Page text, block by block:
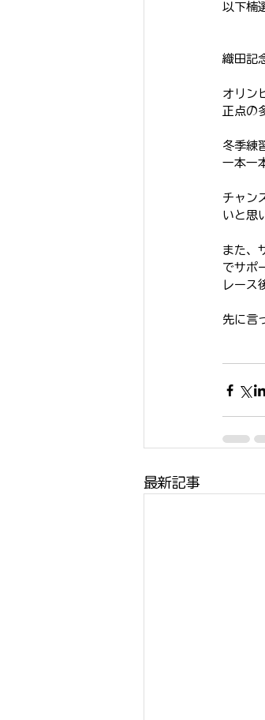
以下楠
織田記
オリン
正点の
冬季練
一本一
チャン
いと思
また、
でサポ
レース
先に言
最新記事